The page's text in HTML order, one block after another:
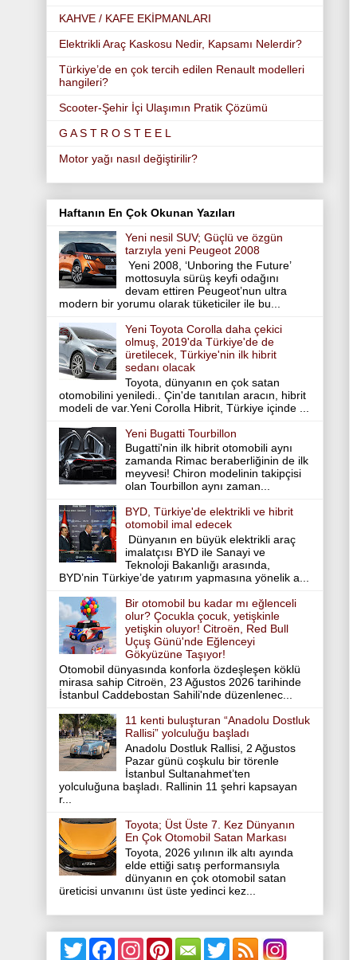
KAHVE / KAFE EKİPMANLARI
Elektrikli Araç Kaskosu Nedir, Kapsamı Nelerdir?
Türkiye’de en çok tercih edilen Renault modelleri
hangileri?
Scooter-Şehir İçi Ulaşımın Pratik Çözümü
G A S T R O S T E E L
Motor yağı nasıl değiştirilir?
Haftanın En Çok Okunan Yazıları
Yeni nesil SUV; Güçlü ve özgün
tarzıyla yeni Peugeot 2008
Yeni 2008, ‘Unboring the Future’
mottosuyla sürüş keyfi odağını
devam ettiren Peugeot’nun ultra
modern bir yorumu olarak tüketiciler ile bu...
Yeni Toyota Corolla daha çekici
olmuş, 2019'da Türkiye'de de
üretilecek, Türkiye'nin ilk hibrit
sedanı olacak
Toyota, dünyanın en çok satan
otomobilini yeniledi.. Çin'de tanıtılan aracın, hibrit
modeli de var.Yeni Corolla Hibrit, Türkiye içinde ...
Yeni Bugatti Tourbillon
Bugatti'nin ilk hibrit otomobili aynı
zamanda Rimac beraberliğinin de ilk
meyvesi! Chiron modelinin takipçisi
olan Tourbillon aynı zaman...
BYD, Türkiye'de elektrikli ve hibrit
otomobil imal edecek
Dünyanın en büyük elektrikli araç
imalatçısı BYD ile Sanayi ve
Teknoloji Bakanlığı arasında,
BYD’nin Türkiye’de yatırım yapmasına yönelik a...
Bir otomobil bu kadar mı eğlenceli
olur? Çocukla çocuk, yetişkinle
yetişkin oluyor! Citroën, Red Bull
Uçuş Günü'nde Eğlenceyi
Gökyüzüne Taşıyor!
Otomobil dünyasında konforla özdeşleşen köklü
mirasa sahip Citroën, 23 Ağustos 2026 tarihinde
İstanbul Caddebostan Sahili'nde düzenlenec...
11 kenti buluşturan “Anadolu Dostluk
Rallisi” yolculuğu başladı
Anadolu Dostluk Rallisi, 2 Ağustos
Pazar günü coşkulu bir törenle
İstanbul Sultanahmet’ten
yolculuğuna başladı. Rallinin 11 şehri kapsayan
r...
Toyota; Üst Üste 7. Kez Dünyanın
En Çok Otomobil Satan Markası
Toyota, 2026 yılının ilk altı ayında
elde ettiği satış performansıyla
dünyanın en çok otomobil satan
üreticisi unvanını üst üste yedinci kez...
T
w
F
P
T